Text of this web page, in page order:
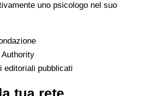
uno psicologo nel suo
Authority
editoriali pubblicati